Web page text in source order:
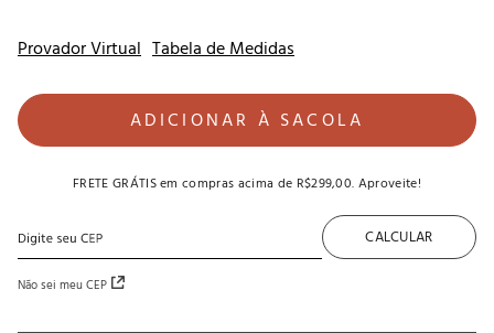
Provador Virtual Tabela de Medidas
ADICIONAR À SACOLA
FRETE GRÁTISem compras acima de R$299,00. Aproveite!
Não sei meu CEP
CALCULAR